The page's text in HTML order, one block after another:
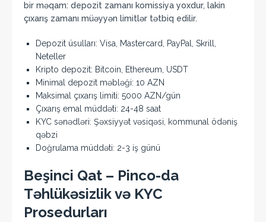
bir məqam: depozit zamanı komissiya yoxdur, lakin
çıxarış zamanı müəyyən limitlər tətbiq edilir.
Depozit üsulları: Visa, Mastercard, PayPal, Skrill,
Neteller
Kripto depozit: Bitcoin, Ethereum, USDT
Minimal depozit məbləği: 10 AZN
Maksimal çıxarış limiti: 5000 AZN/gün
Çıxarış emal müddəti: 24-48 saat
KYC sənədləri: Şəxsiyyət vəsiqəsi, kommunal ödəniş
qəbzi
Doğrulama müddəti: 2-3 iş günü
Beşinci Qat – Pinco-da
Təhlükəsizlik və KYC
Prosedurları